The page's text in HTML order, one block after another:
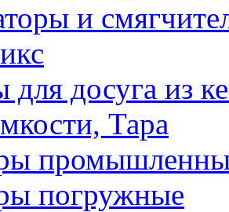
и
для досуга из
Тара
погружные